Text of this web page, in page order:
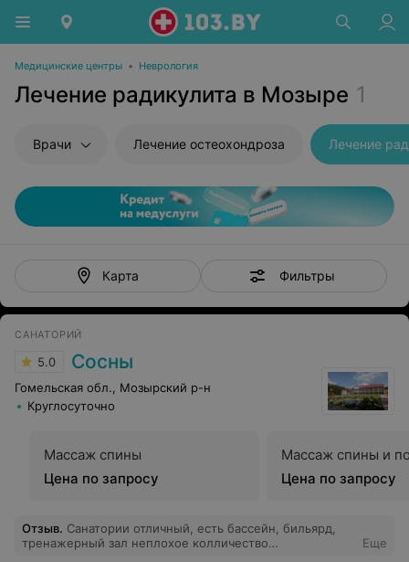
Медицинские центры • Неврология
Лечение радикулита в Мозыре 1
Врачи Лечение остеохондроза Лечение
Карта Фильтры
САНАТОРИЙ
5.0 Сосны
Гомельская обл., Мозырский р-н
Круглосуточно
Массаж спины
Цена по запросу
Массаж спины и
Цена по запросу
Отзыв. Санатории отличный, есть бассейн, бильярд,
тренажерный зал неплохое колличество
Еще